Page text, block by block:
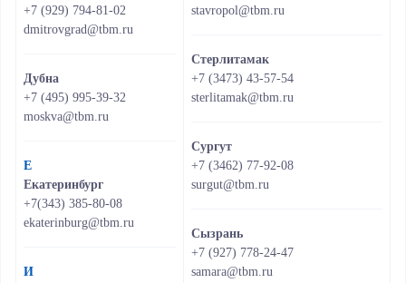
+7 (929) 794-81-02
dmitrovgrad@tbm.ru
Дубна
+7 (495) 995-39-32
moskva@tbm.ru
Е
Екатеринбург
+7(343) 385-80-08
ekaterinburg@tbm.ru
И
stavropol@tbm.ru
Стерлитамак
+7 (3473) 43-57-54
sterlitamak@tbm.ru
Сургут
+7 (3462) 77-92-08
surgut@tbm.ru
Сызрань
+7 (927) 778-24-47
samara@tbm.ru